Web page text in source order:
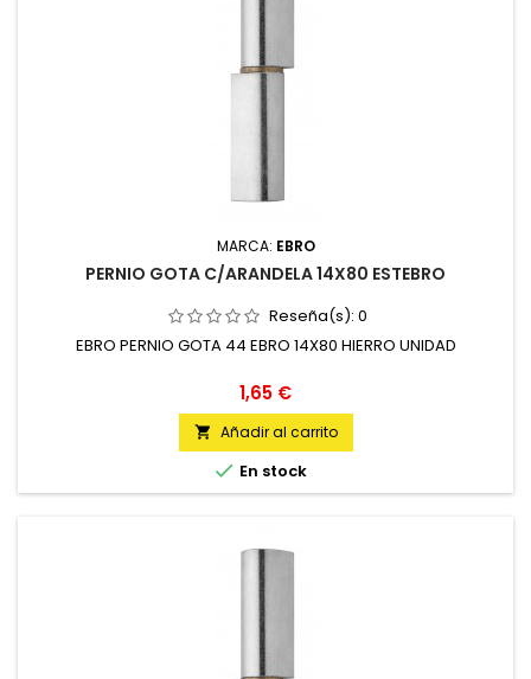
MARCA: EBRO
PERNIO GOTA C/ARANDELA 14X80 ESTEBRO
Reseña(s): 0
EBRO PERNIO GOTA 44 EBRO 14X80 HIERRO UNIDAD
Precio
1,65 €
 Añadir al carrito
 En stock